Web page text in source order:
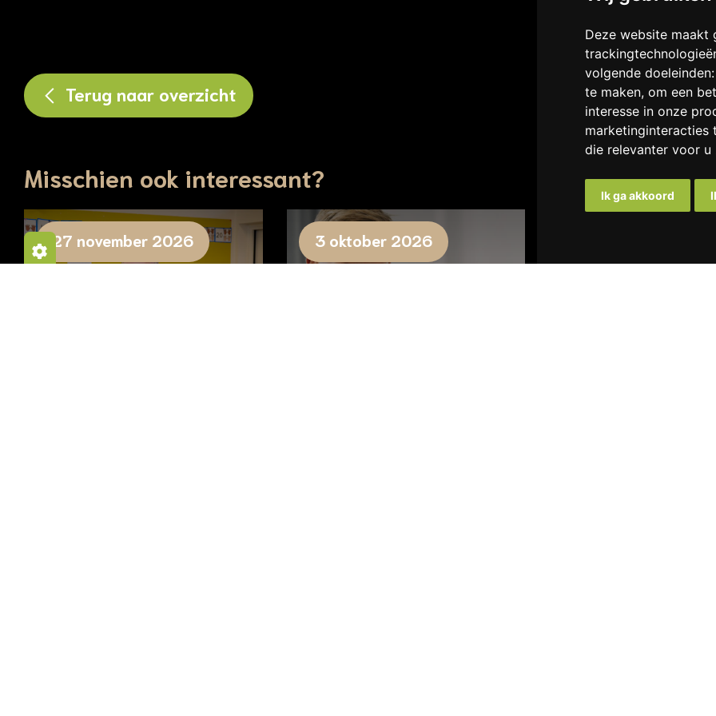
Deze website maakt
volgende
te maken, om een
interesse in onze
marketinginteracties
die relevanter voor u
Ik ga akkoord
Terug naar overzicht
Misschien ook interessant?
27 november 2026 3 oktober 2026